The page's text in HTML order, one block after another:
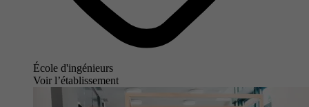
École d'ingénieurs
Voir l’établissement